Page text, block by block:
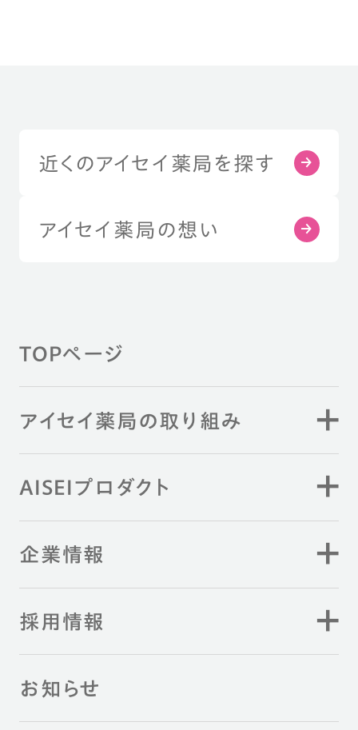
近くのアイセイ薬局を探す
アイセイ薬局の想い
TOPページ
アイセイ薬局の取り組み
AISEIプロダクト
企業情報
採用情報
お知らせ